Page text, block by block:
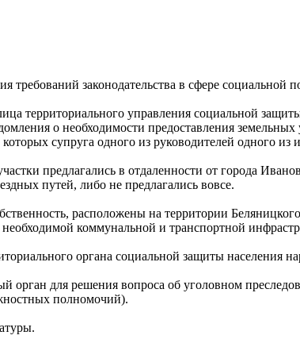
требований законодательства в сфере
территориального управления социальной
о необходимости предоставления
супруга одного из руководителей одного из
предлагались в отдаленности от города
путей, либо не предлагались вовсе.
расположены на территории
коммунальной и транспортной
органа социальной защиты населения
для решения вопроса об уголовном
полномочий).